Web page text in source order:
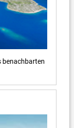
benachbarten